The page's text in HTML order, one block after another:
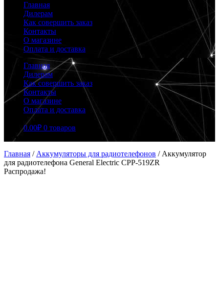
Главная
Дилерам
Как совершить заказ
Контакты
О магазине
Оплата и доставка
Главная
Дилерам
Как совершить заказ
Контакты
О магазине
Оплата и доставка
0.00₽ 0 товаров
Главная / Аккумуляторы для радиотелефонов / Аккумулятор
для радиотелефона General Electric CPP-519ZR
Распродажа!